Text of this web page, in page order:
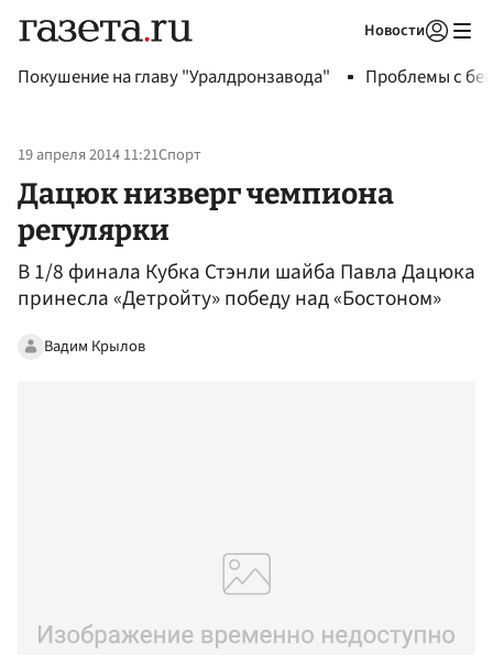
Новости
Покушение на главу "Уралдронзавода" Проблемы с
19 апреля 2014 11:21Спорт
Дацюк низверг чемпиона
регулярки
В 1/8 финала Кубка Стэнли шайба Павла Дацюка
принесла «Детройту» победу над «Бостоном»
Вадим Крылов